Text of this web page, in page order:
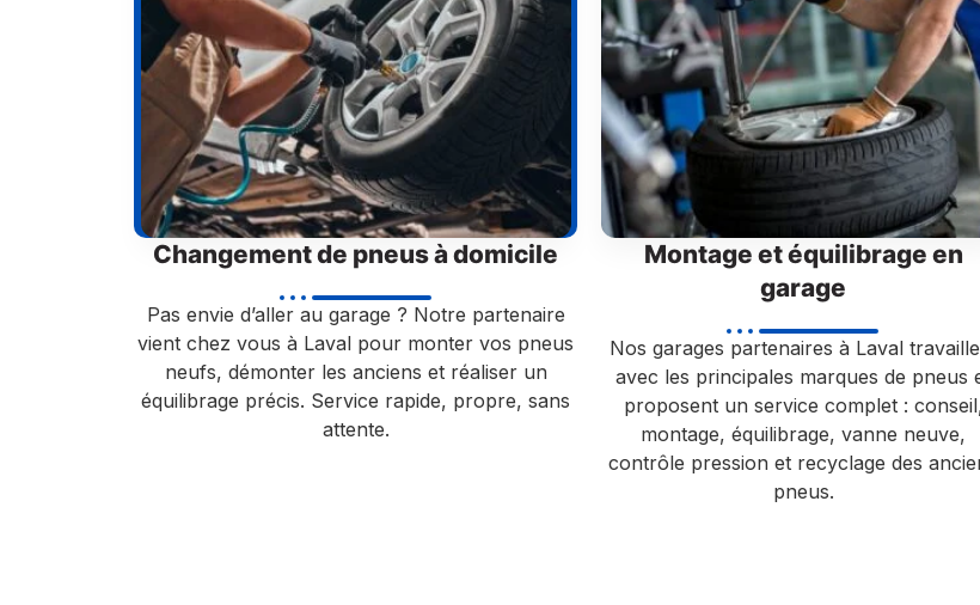
Changement de pneus à domicile
Pas envie d’aller au garage ? Notre partenaire
vient chez vous à Laval pour monter vos pneus
neufs, démonter les anciens et réaliser un
équilibrage précis. Service rapide, propre, sans
attente.
Montage et équilibrage en
garage
Nos garages partenaires à Laval
avec les principales marques de pneus
proposent un service complet :
montage, équilibrage, vanne neuve,
contrôle pression et recyclage des
pneus.